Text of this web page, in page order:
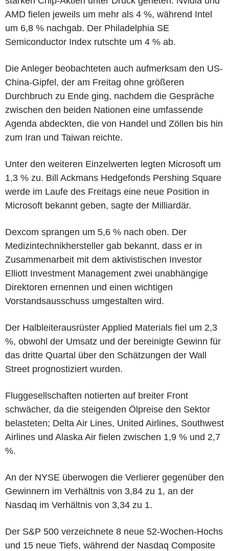
AMD fielen jeweils um mehr als 4 %, während Intel
um 6,8 % nachgab. Der Philadelphia SE
Semiconductor Index rutschte um 4 % ab.
Die Anleger beobachteten auch aufmerksam den US-
China-Gipfel, der am Freitag ohne größeren
Durchbruch zu Ende ging, nachdem die Gespräche
zwischen den beiden Nationen eine umfassende
Agenda abdeckten, die von Handel und Zöllen bis hin
zum Iran und Taiwan reichte.
Unter den weiteren Einzelwerten legten Microsoft um
1,3 % zu. Bill Ackmans Hedgefonds Pershing Square
werde im Laufe des Freitags eine neue Position in
Microsoft bekannt geben, sagte der Milliardär.
Dexcom sprangen um 5,6 % nach oben. Der
Medizintechnikhersteller gab bekannt, dass er in
Zusammenarbeit mit dem aktivistischen Investor
Elliott Investment Management zwei unabhängige
Direktoren ernennen und einen wichtigen
Vorstandsausschuss umgestalten wird.
Der Halbleiterausrüster Applied Materials fiel um 2,3
%, obwohl der Umsatz und der bereinigte Gewinn für
das dritte Quartal über den Schätzungen der Wall
Street prognostiziert wurden.
Fluggesellschaften notierten auf breiter Front
schwächer, da die steigenden Ölpreise den Sektor
belasteten; Delta Air Lines, United Airlines, Southwest
Airlines und Alaska Air fielen zwischen 1,9 % und 2,7
%.
An der NYSE überwogen die Verlierer gegenüber den
Gewinnern im Verhältnis von 3,84 zu 1, an der
Nasdaq im Verhältnis von 3,34 zu 1.
Der S&P 500 verzeichnete 8 neue 52-Wochen-Hochs
und 15 neue Tiefs, während der Nasdaq Composite